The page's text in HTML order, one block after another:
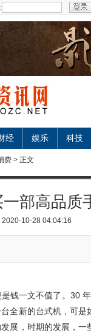
经 娱乐 科技
费 > 正文
一部高品
2020-10-28 04:04:16
钱一文不值了。30
全新的台式机，可是
展，时期的发展，